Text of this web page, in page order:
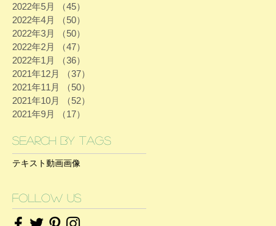
2022年5月
（45）
2022年4月
（50）
2022年3月
（50）
2022年2月
（47）
2022年1月
（36）
2021年12月
（37）
2021年11月
（50）
2021年10月
（52）
2021年9月
（17）
Search By Tags
テキスト動画画像
Follow Us